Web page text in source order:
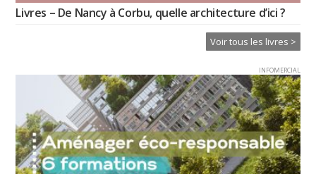
Livres – De Nancy à Corbu, quelle architecture d’ici ?
Voir tous les livres >
INFOMERCIAL